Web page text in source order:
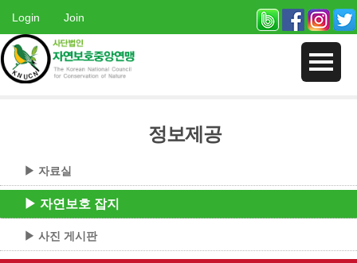
Login Join
정보제공
▶ 자료실
▶ 자연보호 잡지
▶ 사진 게시판